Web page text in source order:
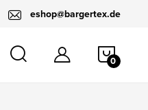
eshop@bargertex.de